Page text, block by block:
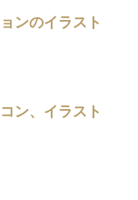
ンのイラスト
ン、イラスト